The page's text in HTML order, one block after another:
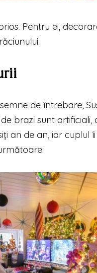
Pentru ei,
de întrebare,
brazi sunt
an de an, iar cuplul